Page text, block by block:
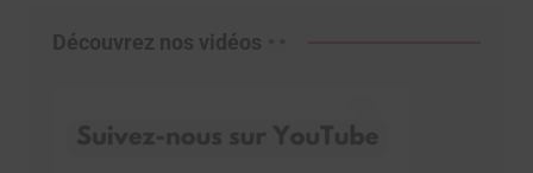
Découvrez nos vidéos